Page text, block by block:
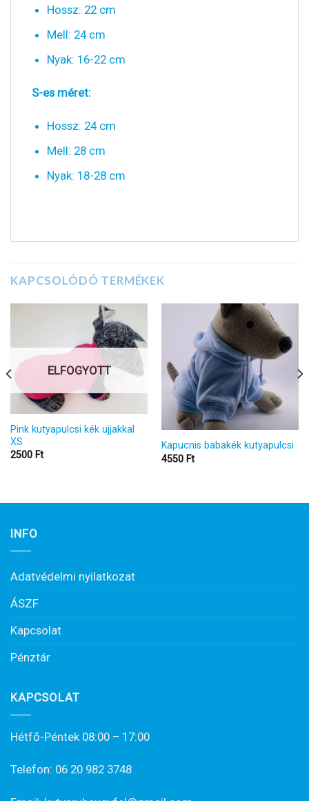
Hossz: 22 cm
Mell: 24 cm
Nyak: 16-22 cm
S-es méret:
Hossz: 24 cm
Mell: 28 cm
Nyak: 18-28 cm
KAPCSOLÓDÓ TERMÉKEK
ELFOGYOTT
Pink kutyapulcsi kék ujjakkal
XS
2500 Ft
Kapucnis babakék kutyapulcsi
4550 Ft
INFO
Adatvédelmi nyilatkozat
ÁSZF
Kapcsolat
Pénztár
KAPCSOLAT
Hétfő-Péntek 08:00 – 17:00
Telefon: 06 20 982 3748